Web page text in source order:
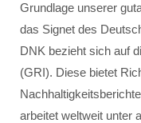
Grundlage unserer
das Signet des
DNK bezieht sich auf
(GRI). Diese bietet
arbeitet weltweit unter